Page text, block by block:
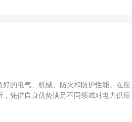
的电气、机械、防火和防护性能。在应
凭借自身优势满足不同领域对电力供应